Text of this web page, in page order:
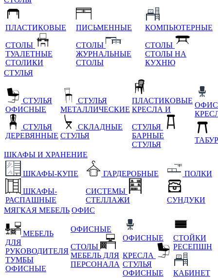
ПЛАСТИКОВЫЕ
СТОЛЫ
ТУАЛЕТНЫЕ
СТОЛИКИ
ПИСЬМЕННЫЕ
СТОЛЫ
ЖУРНАЛЬНЫЕ
СТОЛЫ
КОМПЬЮТЕРНЫЕ
СТОЛЫ
СТОЛЫ НА
КУХНЮ
СТУЛЬЯ
СТУЛЬЯ
ОФИСНЫЕ
СТУЛЬЯ
ДЕРЕВЯННЫЕ
СТУЛЬЯ
МЕТАЛЛИЧЕСКИЕ
СКЛАДНЫЕ
СТУЛЬЯ
ПЛАСТИКОВЫЕ
КРЕСЛА И
СТУЛЬЯ
БАРНЫЕ
СТУЛЬЯ
ШКАФЫ И ХРАНЕНИЕ
ШКАФЫ-КУПЕ
ШКАФЫ-
РАСПАШНЫЕ
ГАРДЕРОБНЫЕ
СИСТЕМЫ
СТЕЛЛАЖИ
ПОЛКИ
СУНДУКИ
МЯГКАЯ МЕБЕЛЬ ОФИС
МЕБЕЛЬ
ДЛЯ
РУКОВОДИТЕЛЯ
ТУМБЫ
ОФИСНЫЕ
ОФИСНЫЕ
СТОЛЫ
МЕБЕЛЬ ДЛЯ
ПЕРСОНАЛА
ОФИСНЫЕ
КРЕСЛА
СТУЛЬЯ
ОФИСНЫЕ
СТОЙКИ
РЕСЕПШН
КАБИНЕТ